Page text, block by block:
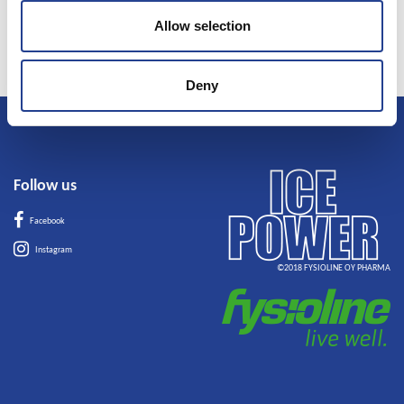
Allow selection
Deny
in sklepih, ki je na voljo brez recepta. Izid zdravljenja bo bistveno boljši, če
boste kombinirali uporabo gela, fizioterapije in analgetikov.
Follow us
Facebook
Instagram
©2018 FYSIOLINE OY PHARMA